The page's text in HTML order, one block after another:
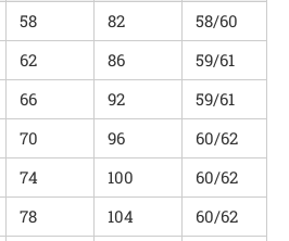
58 82 58/60
62 86 59/61
66 92 59/61
70 96 60/62
74 100 60/62
78 104 60/62